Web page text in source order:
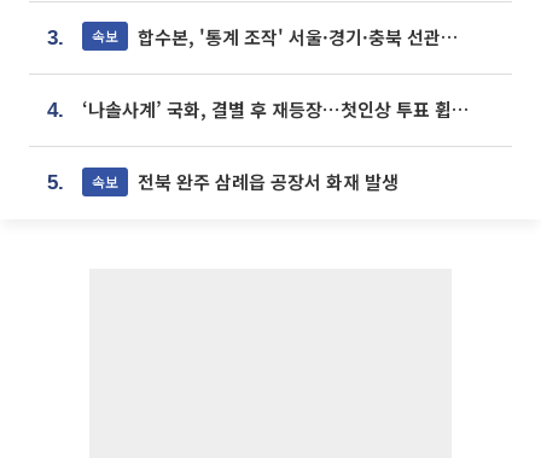
3. 속보 합수본, '통계 조작' 서울·경기·충북 선관위 등 추가 압수수색
4. ‘나솔사계’ 국화, 결별 후 재등장⋯첫인상 투표 휩쓸고 ‘인기녀’ 등극
5. 속보 전북 완주 삼례읍 공장서 화재 발생